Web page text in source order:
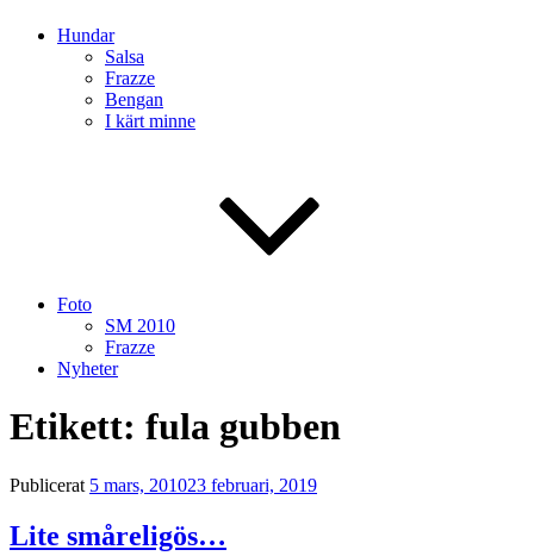
Hundar
Salsa
Frazze
Bengan
I kärt minne
Foto
SM 2010
Frazze
Nyheter
Etikett: fula gubben
Publicerat 5 mars, 201023 februari, 2019
Lite småreligös…